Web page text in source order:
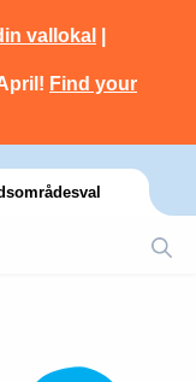
vallokal
Find your